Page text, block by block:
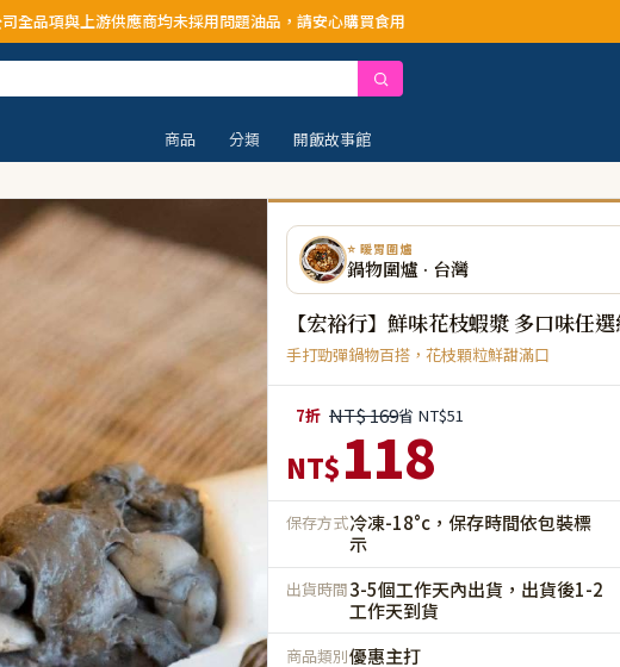
未採用問題油品，請安心購買食用
商品 分類 開飯故事館
⭐ 暖胃圍爐
鍋物圍爐 · 台灣
【宏裕行】鮮味花枝蝦漿 多口味任
手打勁彈鍋物百搭，花枝顆粒鮮甜滿口
7折 NT$ 169省 NT$51
NT$118
保存方式冷凍-18°c，保存時間依包裝標
示
出貨時間3-5個工作天內出貨，出貨後1-2
工作天到貨
商品類別優惠主打